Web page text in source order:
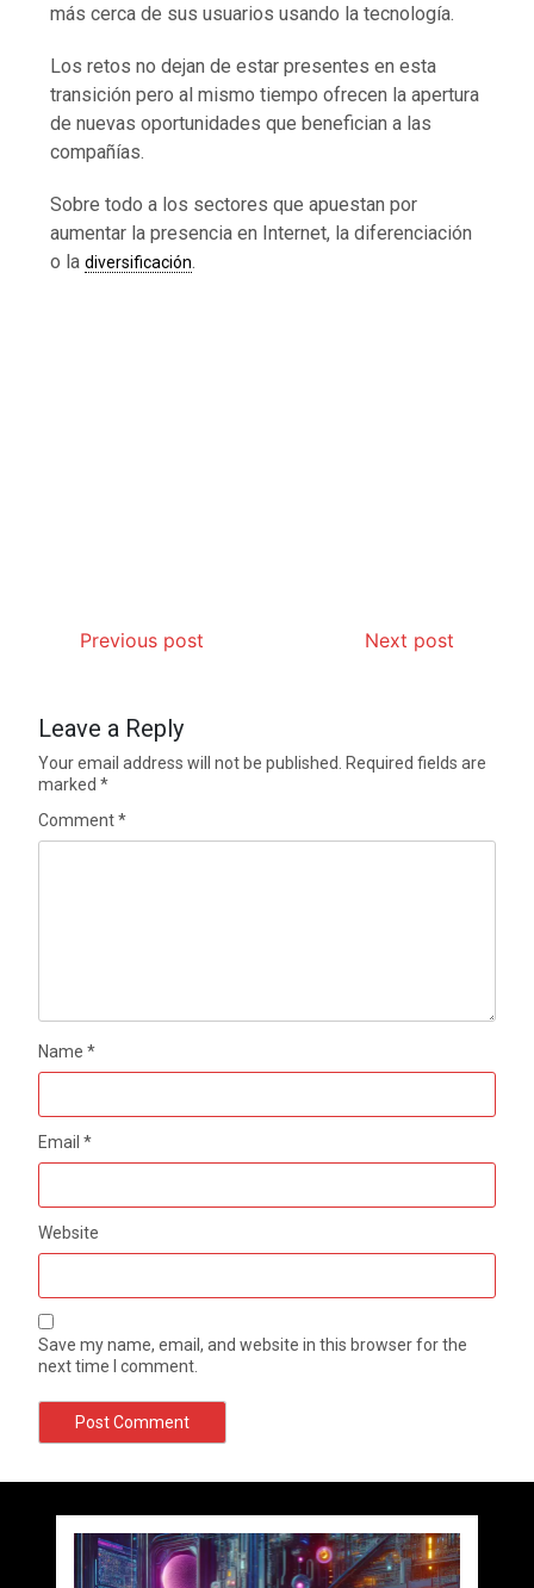
más cerca de sus usuarios usando la tecnología.
Los retos no dejan de estar presentes en esta
transición pero al mismo tiempo ofrecen la apertura
de nuevas oportunidades que benefician a las
compañías.
Sobre todo a los sectores que apuestan por
aumentar la presencia en Internet, la diferenciación
o ladiversificación.
Previous post Next post
Leave a Reply
Your email address will not be published.
Required fields are
marked*
Comment*
Name*
Email*
Website
Save my name, email, and website in this browser for the
next time I comment.